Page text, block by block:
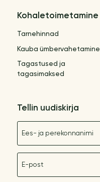
Kohaletoimetamine
Tarnehinnad
Kauba ümbervahetamine
Tagastused ja
tagasimaksed
Tellin uudiskirja